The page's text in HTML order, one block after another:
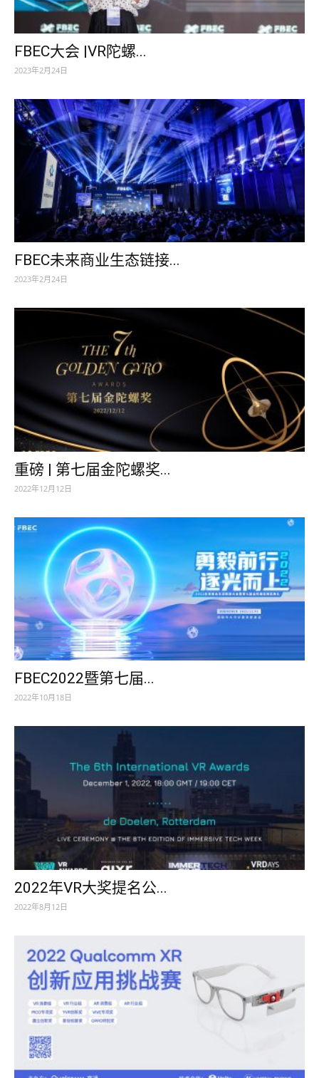
FBEC大会 |VR陀螺...
2023年2月24日
FBEC未来商业生态链接...
2023年2月24日
重磅 | 第七届金陀螺奖...
2022年12月12日
FBEC2022暨第七届...
2022年10月18日
2022年VR大奖提名公...
2022年8月12日